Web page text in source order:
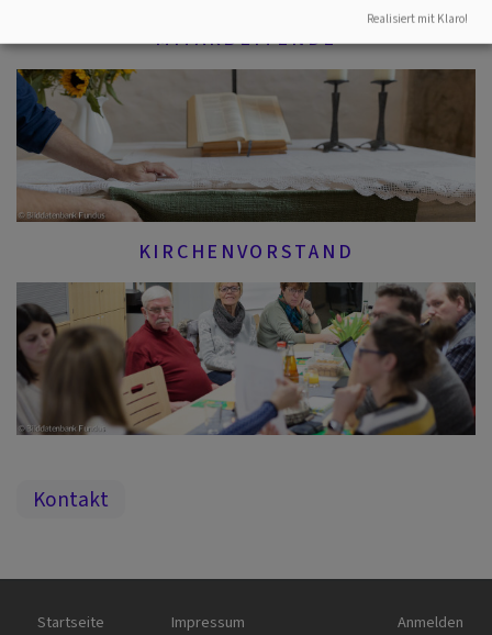
MITARBEITENDE
KIRCHENVORSTAND
Kontakt
Hauptnavigation
Startseite Fußbereichsmenü
Impressum Anmelden
Realisiert mit Klaro!